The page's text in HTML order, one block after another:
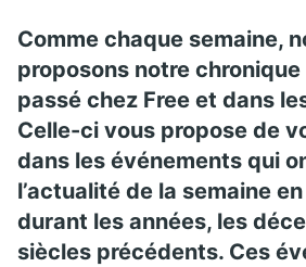
Comme chaque semaine,
proposons notre chronique
passé chez Free et dans
Celle-ci vous propose de
dans les événements qui
l’actualité de la semaine
durant les années, les
siècles précédents. Ces